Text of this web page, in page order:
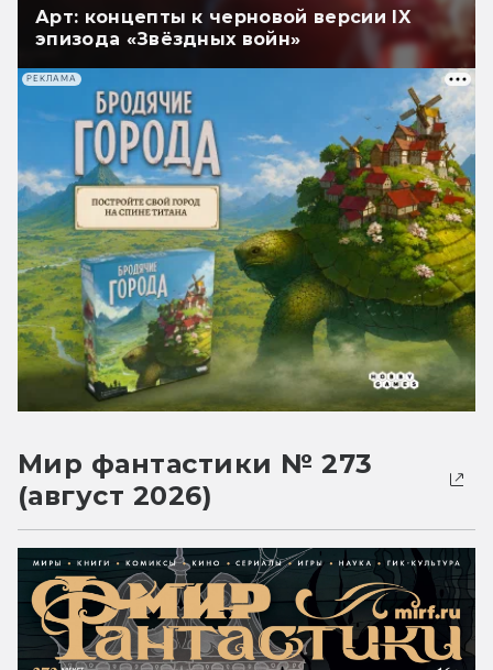
Арт: концепты к черновой версии IX
эпизода «Звёздных войн»
РЕКЛАМА
Мир фантастики № 273
(август 2026)